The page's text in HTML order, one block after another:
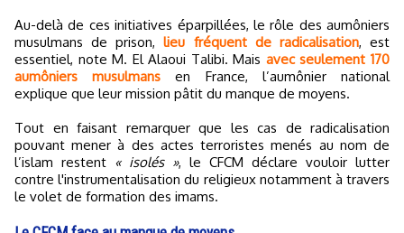
Au-delà de ces initiatives éparpillées, le rôle des aumôniers
musulmans de prison,lieu fréquent de radicalisation, est
essentiel, note M. El Alaoui Talibi. Mais avec seulement 170
aumôniers musulmans en France, l’aumônier national
explique que leur mission pâtit du manque de moyens.
Tout en faisant remarquer que les cas de radicalisation
pouvant mener à des actes terroristes menés au nom de
l’islam restent « isolés », le CFCM déclare vouloir lutter
contre l'instrumentalisation du religieux notamment à travers
le volet de formation des imams.